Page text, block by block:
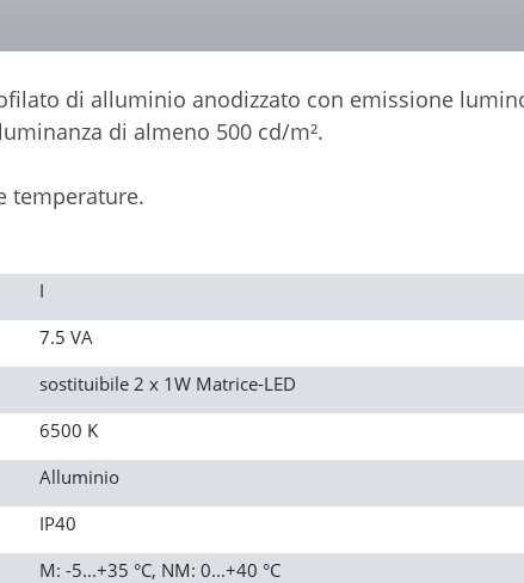
di alluminio anodizzato con emissione
di almeno 500 cd/m².
temperature.
I
7.5 VA
sostituibile 2 x 1W Matrice-LED
6500 K
Alluminio
IP40
M: -5...+35 °C, NM: 0...+40 °C